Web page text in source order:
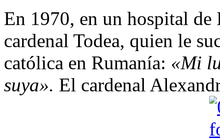
En 1970, en un hospital de
cardenal Todea, quien le
católica en Rumanía: «Mi
suya». El cardenal